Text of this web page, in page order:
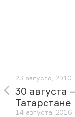
23 августа, 2016
30 августа
Татарстане
14 августа, 2016